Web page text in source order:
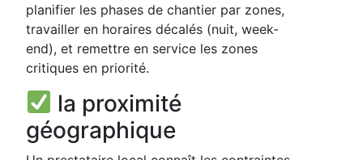
planifier les phases de chantier par zones,
travailler en horaires décalés (nuit, week-
end), et remettre en service les zones
critiques en priorité.
la proximité
géographique